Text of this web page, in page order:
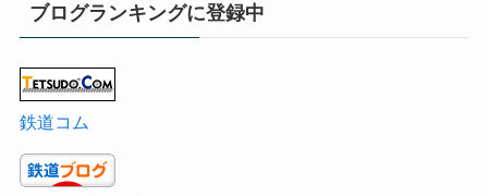
ブログランキングに登録中
鉄道コム